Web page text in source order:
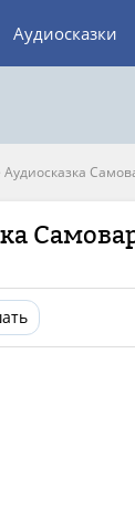
Аудиосказки
Аудиосказка